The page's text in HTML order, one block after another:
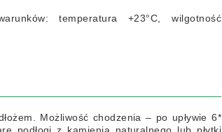
temperatura +23°C, wilgotność
Możliwość chodzenia – po upływie 6*